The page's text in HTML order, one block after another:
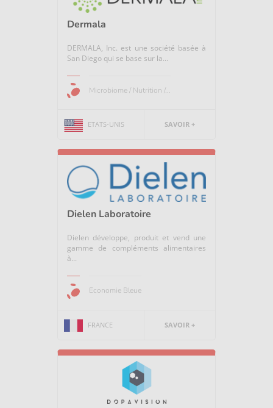
Dermala
DERMALA, Inc. est une société basée à
San Diego qui se base sur la...
Microbiome / Nutrition /...
ETATS-UNIS SAVOIR +
Dielen Laboratoire
Dielen développe, produit et vend une
gamme de compléments alimentaires
à...
Economie Bleue
FRANCE SAVOIR +